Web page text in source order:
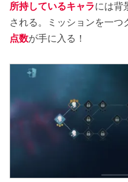
所持しているキャラには背
される。ミッションを一つ
点数が手に入る！